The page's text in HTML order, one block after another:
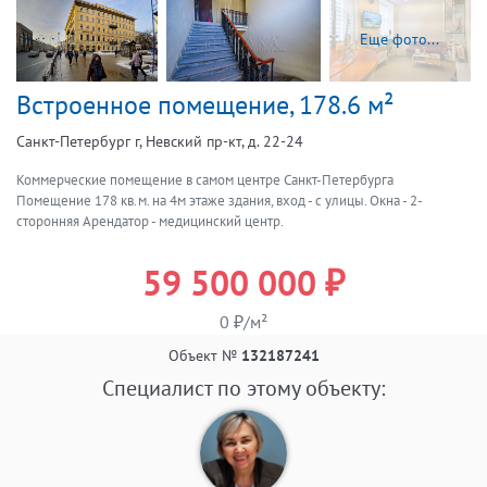
Еще фото...
Встроенное помещение, 178.6 м²
Санкт-Петербург г, Невский пр-кт, д. 22-24
Коммерческие помещение в самом центре Санкт-Петербурга
Помещение 178 кв.м. на 4м этаже здания, вход - с улицы. Окна - 2-
сторонняя Арендатор - медицинский центр.
59 500 000 ₽
0 ₽/м²
Объект № 132187241
Специалист по этому объекту: